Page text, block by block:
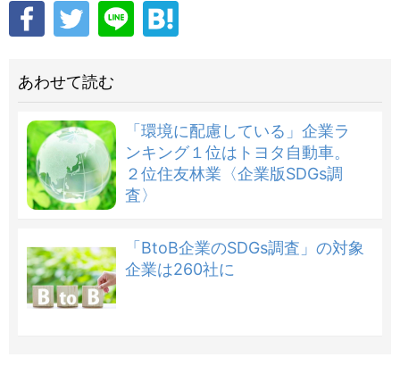
あわせて読む
「環境に配慮している」企業ラ
ンキング１位はトヨタ自動車。
２位住友林業〈企業版SDGs調
査〉
「BtoB企業のSDGs調査」の対象
企業は260社に